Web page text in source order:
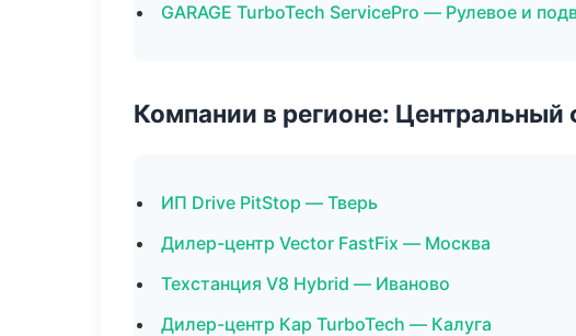
GARAGE TurboTech ServicePro — Рулевое и
Компании в регионе:
ИП Drive PitStop — Тверь
Дилер-центр Vector FastFix — Москва
Техстанция V8 Hybrid — Иваново
Дилер-центр Кар TurboTech — Калуга